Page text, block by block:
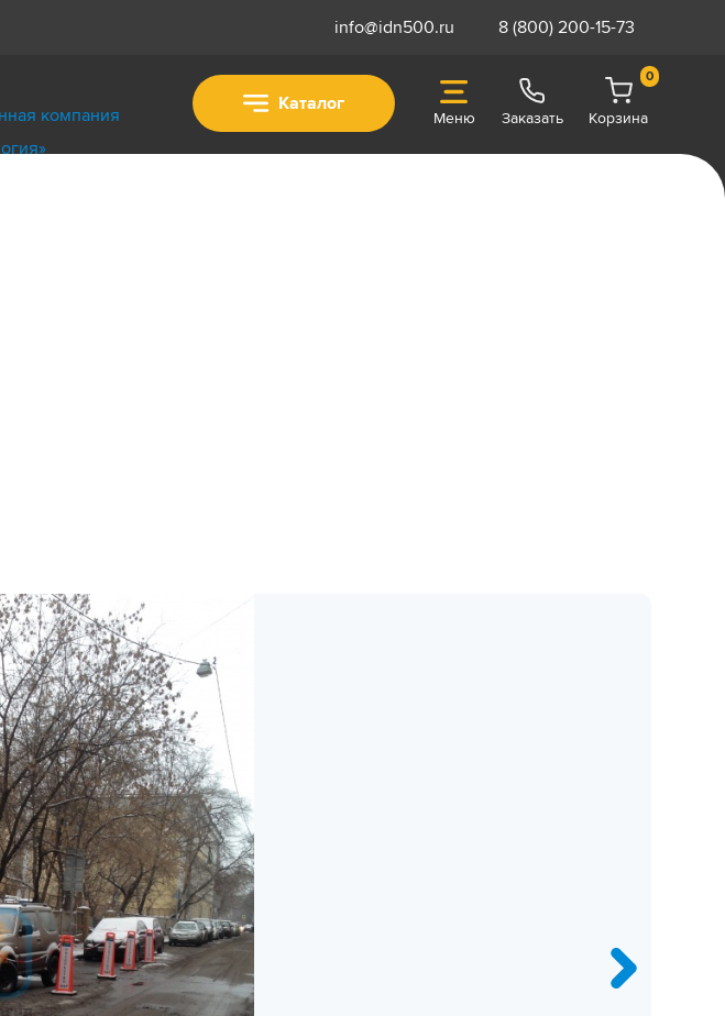
info@idn500.ru 8 (800) 200-15-73
Каталог
Меню Заказать
0
Корзина